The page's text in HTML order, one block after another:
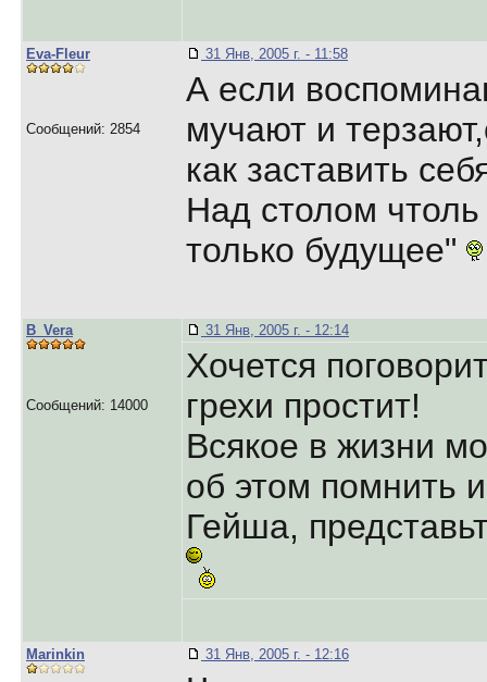
Eva-Fleur
Сообщений: 2854
31 Янв, 2005 г. - 11:58
А если
мучают и
как заставить
Над столом
только будущее"
B_Vera
Сообщений: 14000
31 Янв, 2005 г. - 12:14
Хочется
грехи простит!
Всякое в жизни
об этом помнить
Гейша,
Marinkin 31 Янв, 2005 г. - 12:16